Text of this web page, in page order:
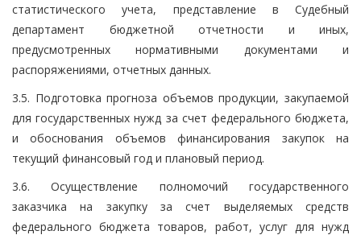
статистического учета, представление в Судебный
департамент бюджетной отчетности и иных,
предусмотренных нормативными документами и
распоряжениями, отчетных данных.
3.5. Подготовка прогноза объемов продукции, закупаемой
для государственных нужд за счет федерального бюджета,
и обоснования объемов финансирования закупок на
текущий финансовый год и плановый период.
3.6. Осуществление полномочий государственного
заказчика на закупку за счет выделяемых средств
федерального бюджета товаров, работ, услуг для нужд